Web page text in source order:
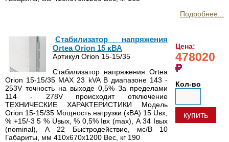
Подробнее...
Цена:
478020
Кол-во
купить
Стабилизатор напряжения
Ortea Orion 15 кВА
Артикул Orion 15-15/35
Стабилизатор напряжения Ortea
Orion 15-15/35 MAX 23 kVA В диапазоне 143 -
253V точность на выходе 0,5% За пределами
114 - 278V происходит отключение
ТЕХНИЧЕСКИЕ ХАРАКТЕРИСТИКИ Модель
Orion 15-15/35 Мощность нагрузки (кВА) 15 Uвх,
% +15/-3 5 % Uвых, % 0,5% Iвх (max), А 34 Iвых
(nominal), А 22 Быстродействие, мс/В 10
Габариты, мм 410х670х1200 Вес, кг 190